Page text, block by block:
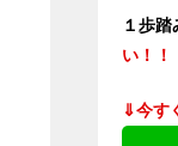
１歩踏
い！！
⇓今す